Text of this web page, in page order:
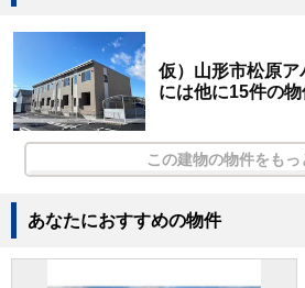
仮）山形市松原ア
には他に15件の
この建物の物件をもっ
あなたにおすすめの物件